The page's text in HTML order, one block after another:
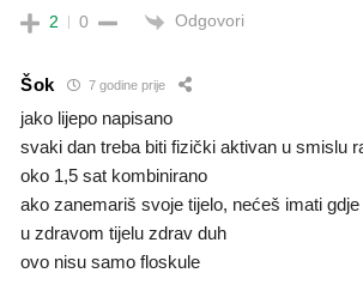
2 0 Odgovori
Šok 7 godine prije
jako lijepo napisano
svaki dan treba biti fizički aktivan u smislu
oko 1,5 sat kombinirano
ako zanemariš svoje tijelo, nećeš imati
u zdravom tijelu zdrav duh
ovo nisu samo floskule